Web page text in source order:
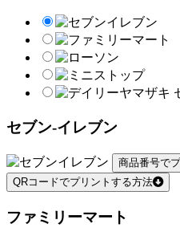
セブン-イレブン
商品番号で
QRコードでプリントする方法
ファミリーマート